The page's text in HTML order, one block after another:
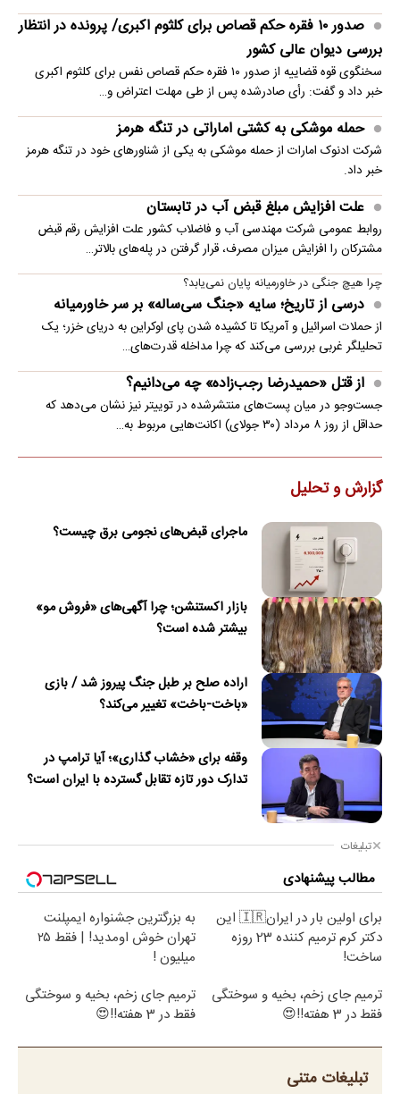
صدور ۱۰ فقره حکم قصاص برای کلثوم اکبری/ پرونده در انتظار
بررسی دیوان عالی کشور
سخنگوی قوه قضاییه از صدور ۱۰ فقره حکم قصاص نفس برای کلثوم اکبری
خبر داد و گفت: رأی صادرشده پس از طی مهلت اعتراض و…
حمله موشکی به کشتی اماراتی در تنگه هرمز
شرکت ادنوک امارات از حمله موشکی به یکی از شناورهای خود در تنگه هرمز
خبر داد.
علت افزایش مبلغ قبض آب در تابستان
روابط عمومی شرکت مهندسی آب و فاضلاب کشور علت افزایش رقم قبض
مشترکان را افزایش میزان مصرف، قرار گرفتن در پله‌های بالاتر…
چرا هیچ جنگی در خاورمیانه پایان نمی‌یابد؟
درسی از تاریخ؛ سایه «جنگ سی‌ساله» بر سر خاورمیانه
از حملات اسرائیل و آمریکا تا کشیده شدن پای اوکراین به دریای خزر؛ یک
تحلیلگر غربی بررسی می‌کند که چرا مداخله قدرت‌های…
از قتل «حمیدرضا رجب‌زاده» چه می‌دانیم؟
جست‌وجو در میان پست‌های منتشرشده در توییتر نیز نشان می‌دهد که
حداقل از روز ۸ مرداد (۳۰ جولای) اکانت‌هایی مربوط به…
گزارش و تحلیل
ماجرای قبض‌های نجومی برق چیست؟
بازار اکستنشن؛ چرا آگهی‌های «فروش مو»
بیشتر شده است؟
اراده صلح بر طبل جنگ پیروز شد / بازی
«باخت-باخت» تغییر می‌کند؟
وقفه برای «خشاب گذاری»؛ آیا ترامپ در
تدارک دور تازه تقابل گسترده با ایران است؟
تبلیغات
مطالب پیشنهادی
برای اولین بار در ایران🇮🇷 این
دکتر کرم ترمیم کننده 23 روزه
ساخت!
به بزرگترین جشنواره ایمپلنت
تهران خوش اومدید! | فقط ۲۵
میلیون !
ترمیم جای زخم، بخیه و سوختگی
فقط در 3 هفته!!😍
ترمیم جای زخم، بخیه و سوختگی
فقط در 3 هفته!!😍
تبلیغات متنی